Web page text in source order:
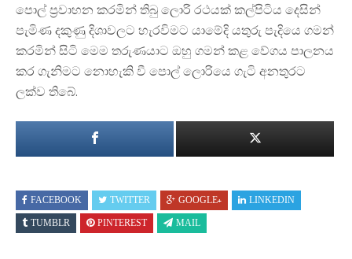
පොල් ප්‍රවාහන කරමින් තිබු ලොරි රථයක් කල්පිටිය දෙසින්
පැමිණ දකුණු දිශාවලට හැරවිමට යාමේදි යතුරු පැදියෙ ගමන්
කරමින් සිටි මෙම තරුණයාට ඔහු ගමන් කළ වේගය පාලනය
කර ගැනිමට නොහැකි වී පොල් ලොරියෙ ගැටි අනතුරට
ලක්ව තිබේ.
FACEBOOK TWITTER GOOGLE+ LINKEDIN
TUMBLR PINTEREST MAIL